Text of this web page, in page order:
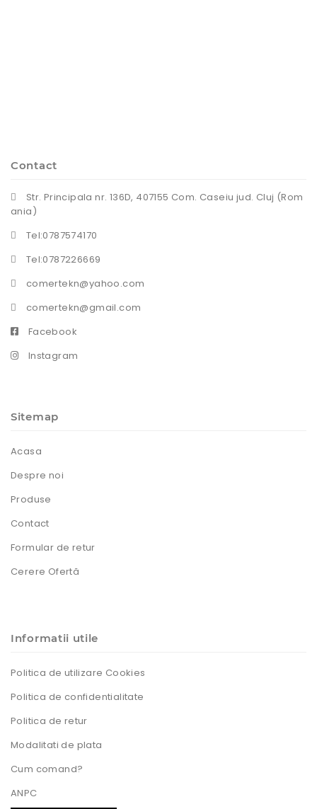
Contact
Str. Principala nr. 136D, 407155 Com. Caseiu jud. Cluj (Rom
ania)
Tel:0787574170
Tel:0787226669
comertekn@yahoo.com
comertekn@gmail.com
Facebook
Instagram
Sitemap
Acasa
Despre noi
Produse
Contact
Formular de retur
Cerere Ofertă
Informatii utile
Politica de utilizare Cookies
Politica de confidentialitate
Politica de retur
Modalitati de plata
Cum comand?
ANPC